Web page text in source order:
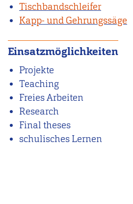
Tischbandschleifer
Kapp- und Gehrungssäge
Einsatzmöglichkeiten
Projekte
Teaching
Freies Arbeiten
Research
Final theses
schulisches Lernen